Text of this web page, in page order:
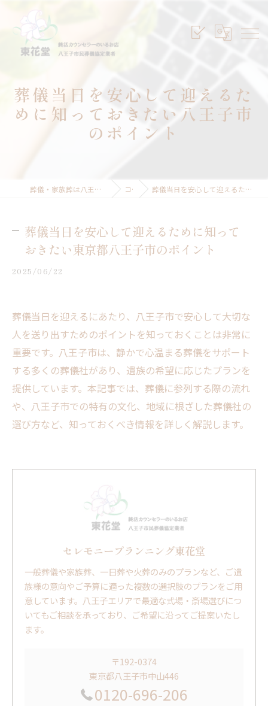
葬儀当日を安心して迎えるた
めに知っておきたい八王子市
のポイント
葬儀・家族葬は八王子のセレモニープランニング東花堂 コラム 葬儀当日を安心して迎えるために知っておきたい東京都八王子市のポイント
葬儀当日を安心して迎えるために知って
おきたい東京都八王子市のポイント
2025/06/22
葬儀当日を迎えるにあたり、八王子市で安心して大切な
人を送り出すためのポイントを知っておくことは非常に
重要です。八王子市は、静かで心温まる葬儀をサポート
する多くの葬儀社があり、遺族の希望に応じたプランを
提供しています。本記事では、葬儀に参列する際の流れ
や、八王子市での特有の文化、地域に根ざした葬儀社の
選び方など、知っておくべき情報を詳しく解説します。
セレモニープランニング東花堂
一般葬儀や家族葬、一日葬や火葬のみのプランなど、ご遺
族様の意向やご予算に適った複数の選択肢のプランをご用
意しています。八王子エリアで最適な式場・斎場選びにつ
いてもご相談を承っており、ご希望に沿ってご提案いたし
ます。
〒192-0374
東京都八王子市中山446
0120-696-206